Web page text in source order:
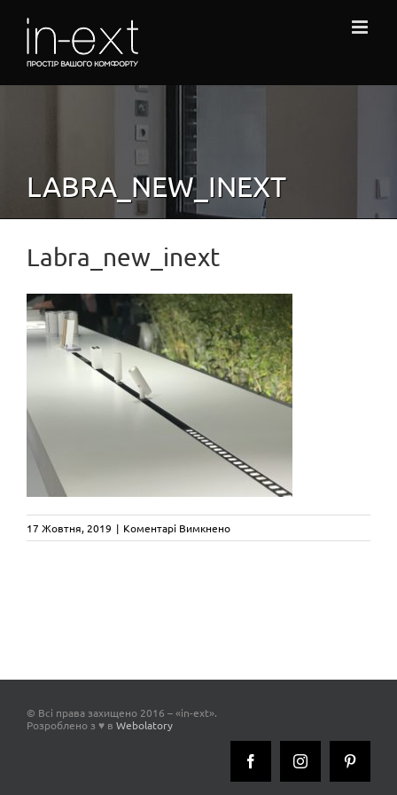
LABRA_NEW_INEXT
Labra_new_inext
17 Жовтня, 2019 | Коментарі Вимкненодо
Labra_new_inext
© Всі права захищено 2016 – «in-ext».
Розроблено з ♥ в Webolatory